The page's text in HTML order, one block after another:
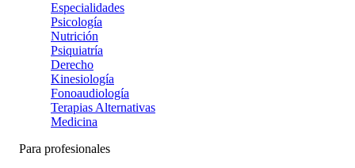
Especialidades
Psicología
Nutrición
Psiquiatría
Derecho
Kinesiología
Fonoaudiología
Terapias Alternativas
Medicina
Para profesionales